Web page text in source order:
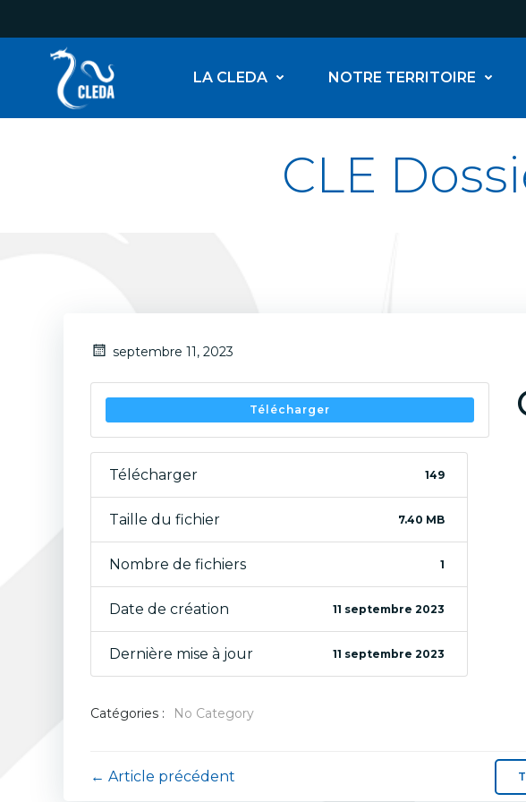
contenu
LA CLEDA NOTRE TERRITOIRE
CLE
septembre 11, 2023
Télécharger
Télécharger 149
Taille du fichier 7.40 MB
Nombre de fichiers 1
Date de création 11 septembre 2023
Dernière mise à jour 11 septembre 2023
Catégories : No Category
Navigation
← Article précédent